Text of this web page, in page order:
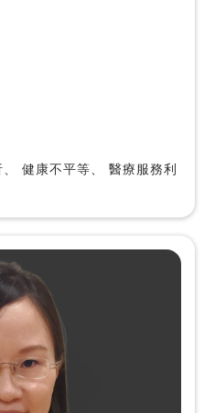
健康不平等、 醫療服務利